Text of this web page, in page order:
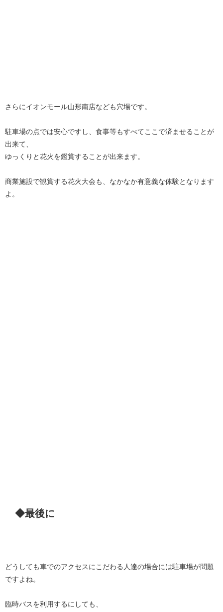
さらにイオンモール山形南店なども穴場です。
駐車場の点では安心ですし、食事等もすべてここで済ませることが
出来て、
ゆっくりと花火を鑑賞することが出来ます。
商業施設で観賞する花火大会も、なかなか有意義な体験となります
よ。
◆最後に
どうしても車でのアクセスにこだわる人達の場合には駐車場が問題
ですよね。
臨時バスを利用するにしても、